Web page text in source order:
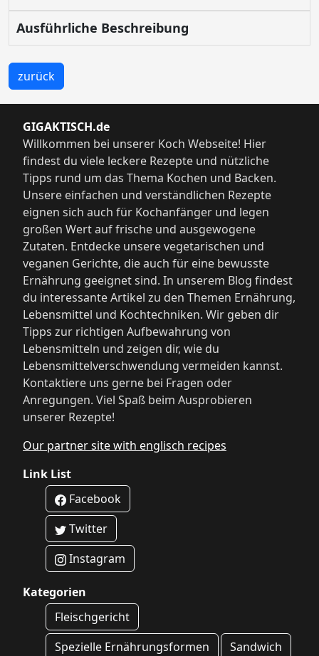
Ausführliche Beschreibung
zurück
GIGAKTISCH.de
Willkommen bei unserer Koch Webseite! Hier
findest du viele leckere Rezepte und nützliche
Tipps rund um das Thema Kochen und Backen.
Unsere einfachen und verständlichen Rezepte
eignen sich auch für Kochanfänger und legen
großen Wert auf frische und ausgewogene
Zutaten. Entdecke unsere vegetarischen und
veganen Gerichte, die auch für eine bewusste
Ernährung geeignet sind. In unserem Blog findest
du interessante Artikel zu den Themen Ernährung,
Lebensmittel und Kochtechniken. Wir geben dir
Tipps zur richtigen Aufbewahrung von
Lebensmitteln und zeigen dir, wie du
Lebensmittelverschwendung vermeiden kannst.
Kontaktiere uns gerne bei Fragen oder
Anregungen. Viel Spaß beim Ausprobieren
unserer Rezepte!
Our partner site with englisch recipes
Link List
Facebook
Twitter
Instagram
Kategorien
Fleischgericht
Spezielle Ernährungsformen
Sandwich